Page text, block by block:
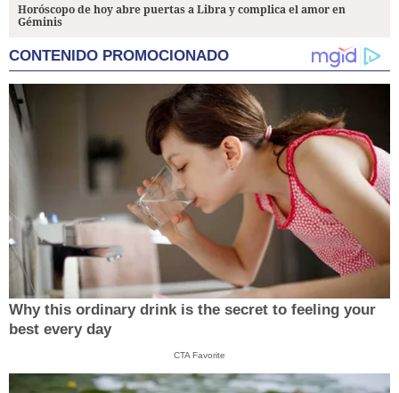
Horóscopo de hoy abre puertas a Libra y complica el amor en
Géminis
CONTENIDO PROMOCIONADO
Why this ordinary drink is the secret to feeling your
best every day
CTA Favorite